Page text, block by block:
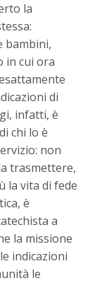
la
bambini,
in cui ora
di
infatti, è
chi lo è
non
trasmettere,
la vita di fede
è
a
la missione
indicazioni
le